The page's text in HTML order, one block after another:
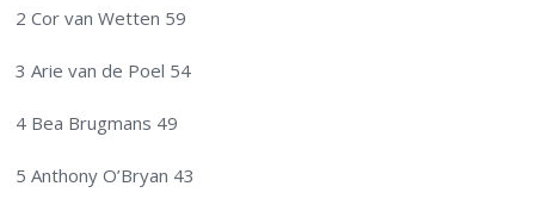
2 Cor van Wetten 59
3 Arie van de Poel 54
4 Bea Brugmans 49
5 Anthony O’Bryan 43